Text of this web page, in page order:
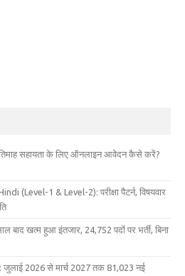
सहायता के लिए ऑनलाइन आवेदन कैसे करें?
(Level-1 & Level-2): परीक्षा पैटर्न, विषयवार
बाद खत्म हुआ इंतजार, 24,752 पदों पर भर्ती, बिना
2026 से मार्च 2027 तक 81,023 नई